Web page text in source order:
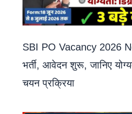
SBI PO Vacancy 2026
भर्ती, आवेदन शुरू, जानिए
चयन प्रक्रिया